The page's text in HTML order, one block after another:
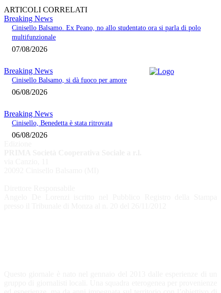
ARTICOLI CORRELATI
Breaking News
Cinisello Balsamo. Ex Peano, no allo studentato ora si parla di polo
multifunzionale
07/08/2026
Breaking News
Cinisello Balsamo, si dà fuoco per amore
06/08/2026
Breaking News
Cinisello, Benedetta è stata ritrovata
06/08/2026